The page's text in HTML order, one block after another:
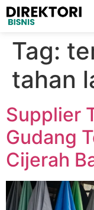
Tag:
tahan
Supplier
Gudang
Cijerah